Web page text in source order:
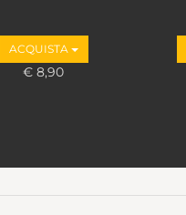
ACQUISTA
€ 8,90